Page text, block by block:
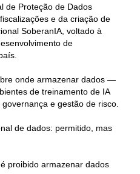
de Proteção de Dados
e da criação de
SoberanIA, voltado à
de
onde armazenar dados —
de treinamento de IA
e gestão de risco.
de dados: permitido, mas
proibido armazenar dados